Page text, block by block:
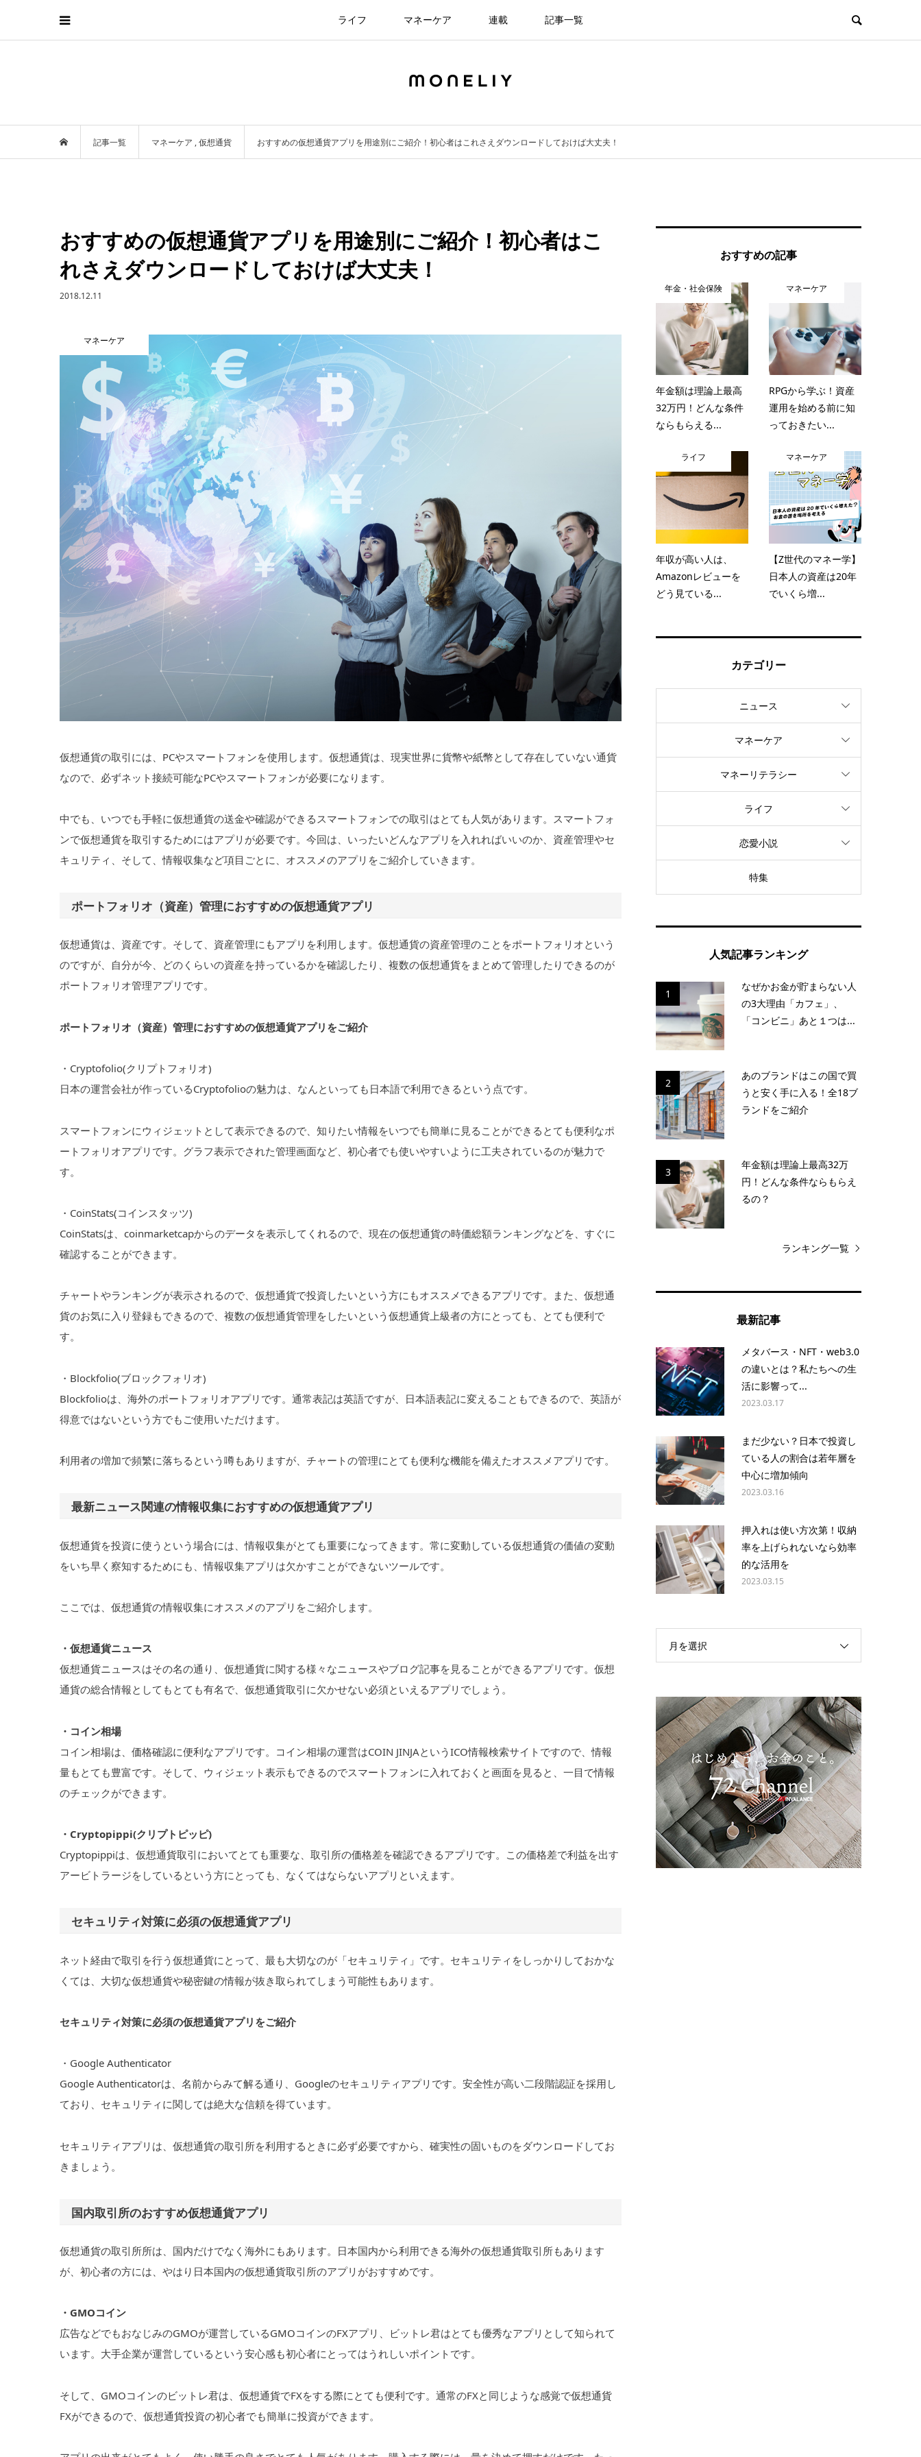
ライフ マネーケア 連載 記事一覧
記事一覧 マネーケア ,仮想通貨 おすすめの仮想通貨アプリを用途別にご紹介！初心者はこれさえダウンロードしておけば大丈夫！
おすすめの仮想通貨アプリを用途別にご紹介！初心者はこ
れさえダウンロードしておけば大丈夫！
2018.12.11
マネーケア
仮想通貨の取引には、PCやスマートフォンを使用します。仮想通貨は、現実世界に貨幣や紙幣として存在していない通貨
なので、必ずネット接続可能なPCやスマートフォンが必要になります。
中でも、いつでも手軽に仮想通貨の送金や確認ができるスマートフォンでの取引はとても人気があります。スマートフォ
ンで仮想通貨を取引するためにはアプリが必要です。今回は、いったいどんなアプリを入れればいいのか、資産管理やセ
キュリティ、そして、情報収集など項目ごとに、オススメのアプリをご紹介していきます。
ポートフォリオ（資産）管理におすすめの仮想通貨アプリ
仮想通貨は、資産です。そして、資産管理にもアプリを利用します。仮想通貨の資産管理のことをポートフォリオという
のですが、自分が今、どのくらいの資産を持っているかを確認したり、複数の仮想通貨をまとめて管理したりできるのが
ポートフォリオ管理アプリです。
ポートフォリオ（資産）管理におすすめの仮想通貨アプリをご紹介
・Cryptofolio(クリプトフォリオ)
日本の運営会社が作っているCryptofolioの魅力は、なんといっても日本語で利用できるという点です。
スマートフォンにウィジェットとして表示できるので、知りたい情報をいつでも簡単に見ることができるとても便利なポ
ートフォリオアプリです。グラフ表示でされた管理画面など、初心者でも使いやすいように工夫されているのが魅力で
す。
・CoinStats(コインスタッツ)
CoinStatsは、coinmarketcapからのデータを表示してくれるので、現在の仮想通貨の時価総額ランキングなどを、すぐに
確認することができます。
チャートやランキングが表示されるので、仮想通貨で投資したいという方にもオススメできるアプリです。また、仮想通
貨のお気に入り登録もできるので、複数の仮想通貨管理をしたいという仮想通貨上級者の方にとっても、とても便利で
す。
・Blockfolio(ブロックフォリオ)
Blockfolioは、海外のポートフォリオアプリです。通常表記は英語ですが、日本語表記に変えることもできるので、英語が
得意ではないという方でもご使用いただけます。
利用者の増加で頻繁に落ちるという噂もありますが、チャートの管理にとても便利な機能を備えたオススメアプリです。
最新ニュース関連の情報収集におすすめの仮想通貨アプリ
仮想通貨を投資に使うという場合には、情報収集がとても重要になってきます。常に変動している仮想通貨の価値の変動
をいち早く察知するためにも、情報収集アプリは欠かすことができないツールです。
ここでは、仮想通貨の情報収集にオススメのアプリをご紹介します。
・仮想通貨ニュース
仮想通貨ニュースはその名の通り、仮想通貨に関する様々なニュースやブログ記事を見ることができるアプリです。仮想
通貨の総合情報としてもとても有名で、仮想通貨取引に欠かせない必須といえるアプリでしょう。
・コイン相場
コイン相場は、価格確認に便利なアプリです。コイン相場の運営はCOIN JINJAというICO情報検索サイトですので、情報
量もとても豊富です。そして、ウィジェット表示もできるのでスマートフォンに入れておくと画面を見ると、一目で情報
のチェックができます。
・Cryptopippi(クリプトピッピ)
Cryptopippiは、仮想通貨取引においてとても重要な、取引所の価格差を確認できるアプリです。この価格差で利益を出す
アービトラージをしているという方にとっても、なくてはならないアプリといえます。
セキュリティ対策に必須の仮想通貨アプリ
ネット経由で取引を行う仮想通貨にとって、最も大切なのが「セキュリティ」です。セキュリティをしっかりしておかな
くては、大切な仮想通貨や秘密鍵の情報が抜き取られてしまう可能性もあります。
セキュリティ対策に必須の仮想通貨アプリをご紹介
・Google Authenticator
Google Authenticatorは、名前からみて解る通り、Googleのセキュリティアプリです。安全性が高い二段階認証を採用し
ており、セキュリティに関しては絶大な信頼を得ています。
セキュリティアプリは、仮想通貨の取引所を利用するときに必ず必要ですから、確実性の固いものをダウンロードしてお
きましょう。
国内取引所のおすすめ仮想通貨アプリ
仮想通貨の取引所所は、国内だけでなく海外にもあります。日本国内から利用できる海外の仮想通貨取引所もあります
が、初心者の方には、やはり日本国内の仮想通貨取引所のアプリがおすすめです。
・GMOコイン
広告などでもおなじみのGMOが運営しているGMOコインのFXアプリ、ビットレ君はとても優秀なアプリとして知られて
います。大手企業が運営しているという安心感も初心者にとってはうれしいポイントです。
そして、GMOコインのビットレ君は、仮想通貨でFXをする際にとても便利です。通常のFXと同じような感覚で仮想通貨
FXができるので、仮想通貨投資の初心者でも簡単に投資ができます。
おすすめの記事
年金・社会保険
年金額は理論上最高
32万円！どんな条件
ならもらえる...
マネーケア
RPGから学ぶ！資産
運用を始める前に知
っておきたい...
ライフ
年収が高い人は、
Amazonレビューを
どう見ている...
マネーケア
【Z世代のマネー学】
日本人の資産は20年
でいくら増...
カテゴリー
ニュース
マネーケア
マネーリテラシー
ライフ
恋愛小説
特集
人気記事ランキング
1
なぜかお金が貯まらない人
の3大理由「カフェ」、
「コンビニ」あと１つは...
2
あのブランドはこの国で買
うと安く手に入る！全18ブ
ランドをご紹介
3
年金額は理論上最高32万
円！どんな条件ならもらえ
るの？
ランキング一覧
最新記事
メタバース・NFT・web3.0
の違いとは？私たちへの生
活に影響って...
2023.03.17
まだ少ない？日本で投資し
ている人の割合は若年層を
中心に増加傾向
2023.03.16
押入れは使い方次第！収納
率を上げられないなら効率
的な活用を
2023.03.15
月を選択